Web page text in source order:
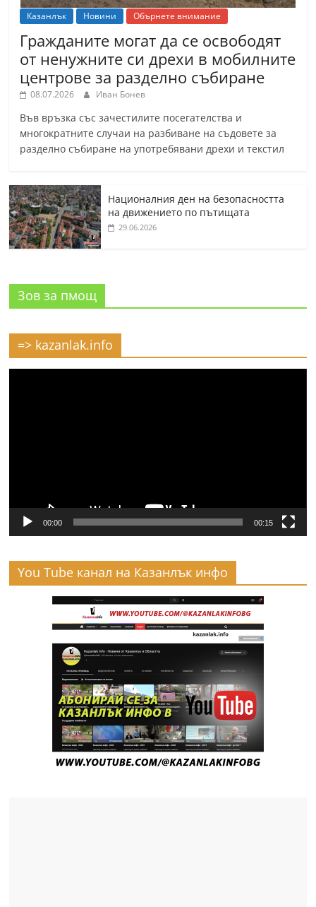
Казанлък Новини Обърнете внимание
Гражданите могат да се освободят
от ненужните си дрехи в мобилните
центрове за разделно събиране
08.07.2026 Иван Бонев
Във връзка със зачестилите посегателства и
многократните случаи на разбиване на съдовете за
разделно събиране на употребявани дрехи и текстил
Националния ден на безопасността
на движението по пътищата
29.06.2026
Зов за пмощ
=> kazanlak.info
00:00 00:15
You Tube канал на Казанлък инфо